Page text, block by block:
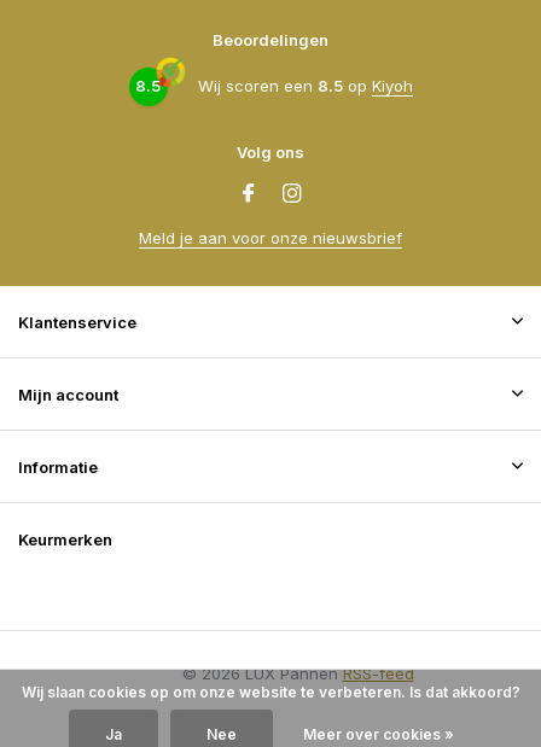
Beoordelingen
8.5 Wij scoren een 8.5op Kiyoh
Volg ons
Meld je aan voor onze nieuwsbrief
Klantenservice
Mijn account
Informatie
Keurmerken
© 2026 LUX PannenRSS-feed
Wij slaan cookies op om onze website te verbeteren. Is dat akkoord?
Ja Nee Meer over cookies »